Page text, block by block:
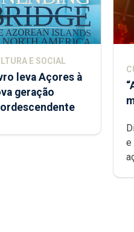
E SOCIAL
leva Açores à
geração
e